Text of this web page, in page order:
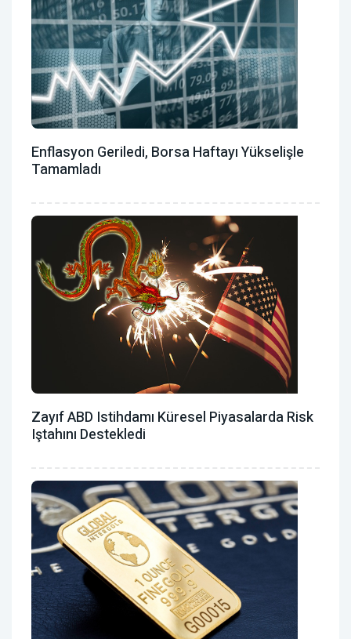
Enflasyon Geriledi, Borsa Haftayı Yükselişle
Tamamladı
Zayıf ABD Istihdamı Küresel Piyasalarda Risk
Iştahını Destekledi